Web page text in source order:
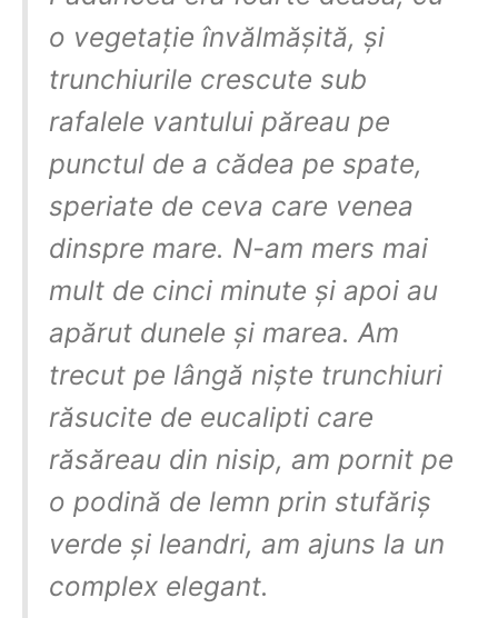
o vegetație învălmășită, și
trunchiurile crescute sub
rafalele vantului păreau pe
punctul de a cădea pe spate,
speriate de ceva care venea
dinspre mare. N-am mers mai
mult de cinci minute și apoi au
apărut dunele și marea. Am
trecut pe lângă niște trunchiuri
răsucite de eucalipti care
răsăreau din nisip, am pornit pe
o podină de lemn prin stufăriș
verde și leandri, am ajuns la un
complex elegant.